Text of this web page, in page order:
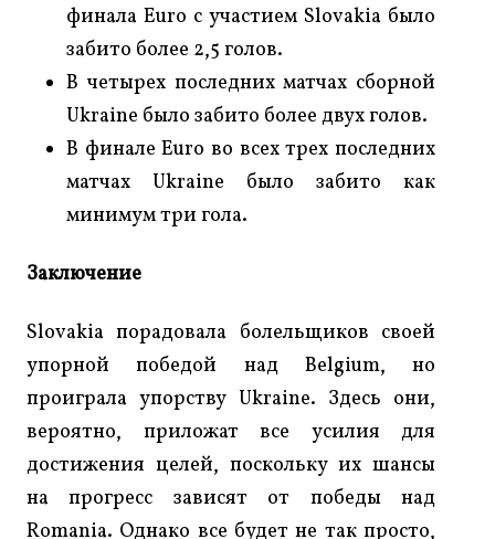
финала Euro с участием Slovakia было
забито более 2,5 голов.
В четырех последних матчах сборной
Ukraine было забито более двух голов.
В финале Euro во всех трех последних
матчах Ukraine было забито как
минимум три гола.
Заключение
Slovakia порадовала болельщиков своей
упорной победой над Belgium, но
проиграла упорству Ukraine. Здесь они,
вероятно, приложат все усилия для
достижения целей, поскольку их шансы
на прогресс зависят от победы над
Romania. Однако все будет не так просто,